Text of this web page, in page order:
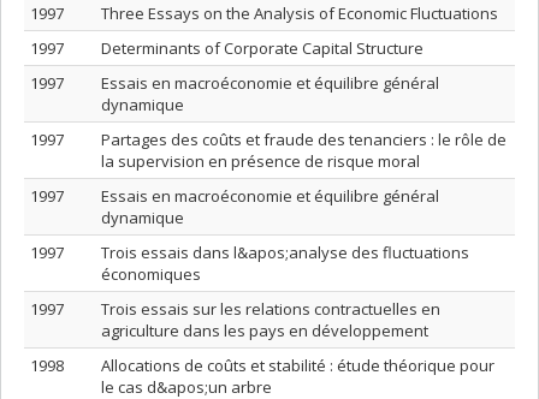
1997
Three Essays on the Analysis of Economic Fluctuations
1997
Determinants of Corporate Capital Structure
1997
Essais en macroéconomie et équilibre général
dynamique
1997
Partages des coûts et fraude des tenanciers : le rôle de
la supervision en présence de risque moral
1997
Essais en macroéconomie et équilibre général
dynamique
1997
Trois essais dans l&apos;analyse des fluctuations
économiques
1997
Trois essais sur les relations contractuelles en
agriculture dans les pays en développement
1998
Allocations de coûts et stabilité : étude théorique pour
le cas d&apos;un arbre